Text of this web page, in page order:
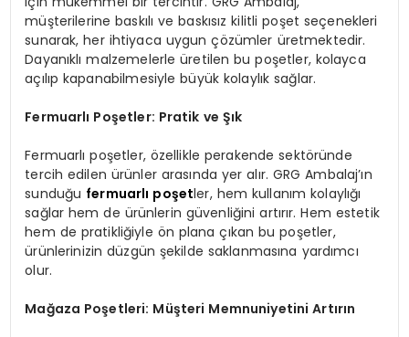
müşterilerine baskılı ve baskısız kilitli poşet seçenekleri
sunarak, her ihtiyaca uygun çözümler üretmektedir.
Dayanıklı malzemelerle üretilen bu poşetler, kolayca
açılıp kapanabilmesiyle büyük kolaylık sağlar.
Fermuarlı Poşetler: Pratik ve Şık
Fermuarlı poşetler, özellikle perakende sektöründe
tercih edilen ürünler arasında yer alır. GRG Ambalaj’ın
sunduğu fermuarlı poşetler, hem kullanım kolaylığı
sağlar hem de ürünlerin güvenliğini artırır. Hem estetik
hem de pratikliğiyle ön plana çıkan bu poşetler,
ürünlerinizin düzgün şekilde saklanmasına yardımcı
olur.
Mağaza Poşetleri: Müşteri Memnuniyetini Artırın